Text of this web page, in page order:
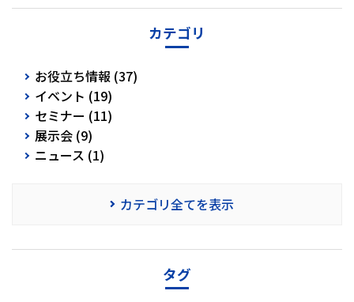
カテゴリ
お役立ち情報 (37)
イベント (19)
セミナー (11)
展示会 (9)
ニュース (1)
カテゴリ全てを表示
タグ